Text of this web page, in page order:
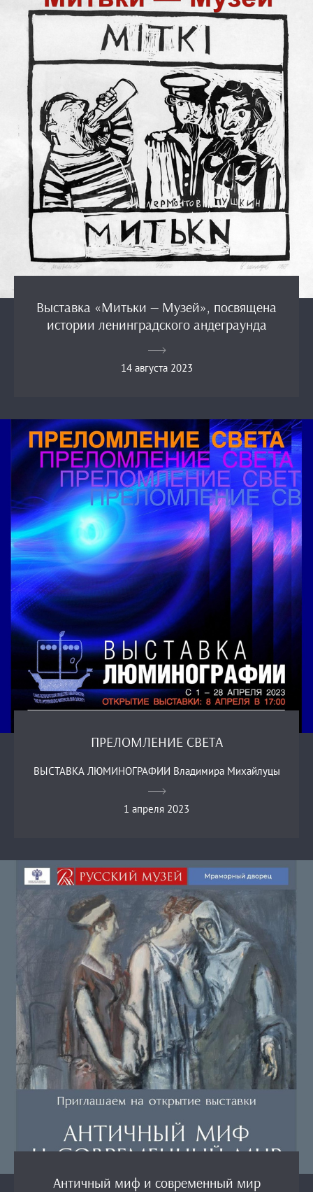
Выставка «Митьки — Музей», посвящена
истории ленинградского андеграунда
14 августа 2023
ПРЕЛОМЛЕНИЕ СВЕТА
ВЫСТАВКА ЛЮМИНОГРАФИИ Владимира Михайлуцы
1 апреля 2023
Античный миф и современный мир